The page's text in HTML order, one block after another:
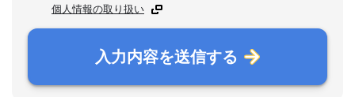
個人情報の取り扱い
入力内容を送信する